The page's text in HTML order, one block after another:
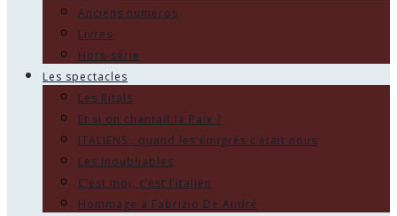
Anciens numéros
Livres
Hors-série
Les spectacles
Les Ritals
Et si on chantait la Paix ?
ITALIENS , quand les émigrés c’était nous
Les Inoubliables
C’est moi, c’est l’italien
Hommage à Fabrizio De André